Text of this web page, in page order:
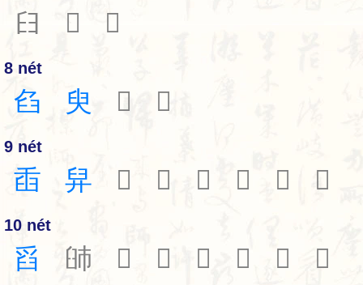
𦥑 𦥒 𦥔
8 nét
臽 臾 𦥕 𦥖
9 nét
臿 舁 𦥘 𦥙 𦥚 𦥛 𦥧 𬛹
10 nét
舀 䑔 𦥝 𦥞 𦥟 𦥠 𦥡 𦥢